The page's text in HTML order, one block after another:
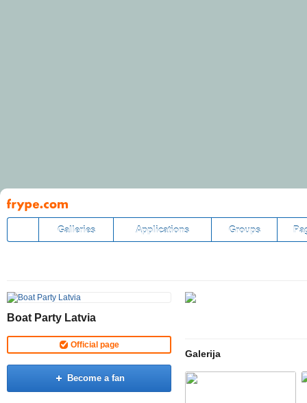
Pāriet
uz
saturu
Galleries Applications Groups
Boat Party Latvia
Official page
Become a fan
Galerija